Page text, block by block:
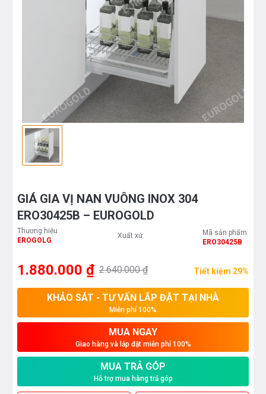
GIÁ GIA VỊ NAN VUÔNG INOX 304
ERO30425B – EUROGOLD
Thương hiệu
EROGOLG
Xuất xứ
Mã sản phẩm
ERO30425B
1.880.000 ₫ 2.640.000 ₫ Tiết kiệm 29%
KHẢO SÁT - TƯ VẤN LẮP ĐẶT TẠI NHÀ
Miễn phí 100%
MUA NGAY
Giao hàng và lắp đặt miễn phí 100%
MUA TRẢ GÓP
Hỗ trợ mua hàng trả góp